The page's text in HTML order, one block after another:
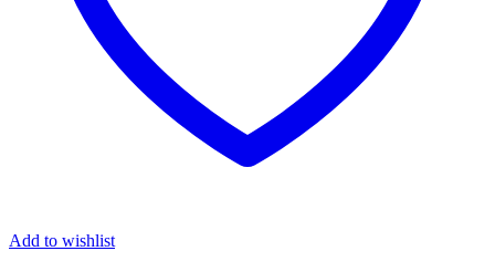
Add to wishlist